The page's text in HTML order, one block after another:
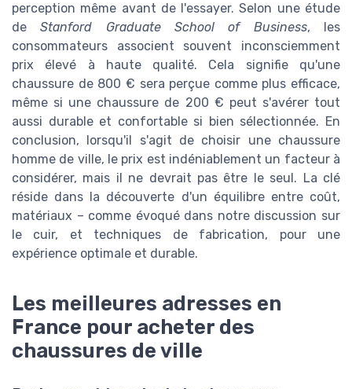
perception même avant de l'essayer. Selon une étude
deStanford Graduate School of Business, les
consommateurs associent souvent inconsciemment
prix élevé à haute qualité. Cela signifie qu'une
chaussure de 800 € sera perçue comme plus efficace,
même si une chaussure de 200 € peut s'avérer tout
aussi durable et confortable si bien sélectionnée. En
conclusion, lorsqu'il s'agit de choisir une chaussure
homme de ville, le prix est indéniablement un facteur à
considérer, mais il ne devrait pas être le seul. La clé
réside dans la découverte d'un équilibre entre coût,
matériaux – comme évoqué dans notre discussion sur
le cuir, et techniques de fabrication, pour une
expérience optimale et durable.
Les meilleures adresses en
France pour acheter des
chaussures de ville